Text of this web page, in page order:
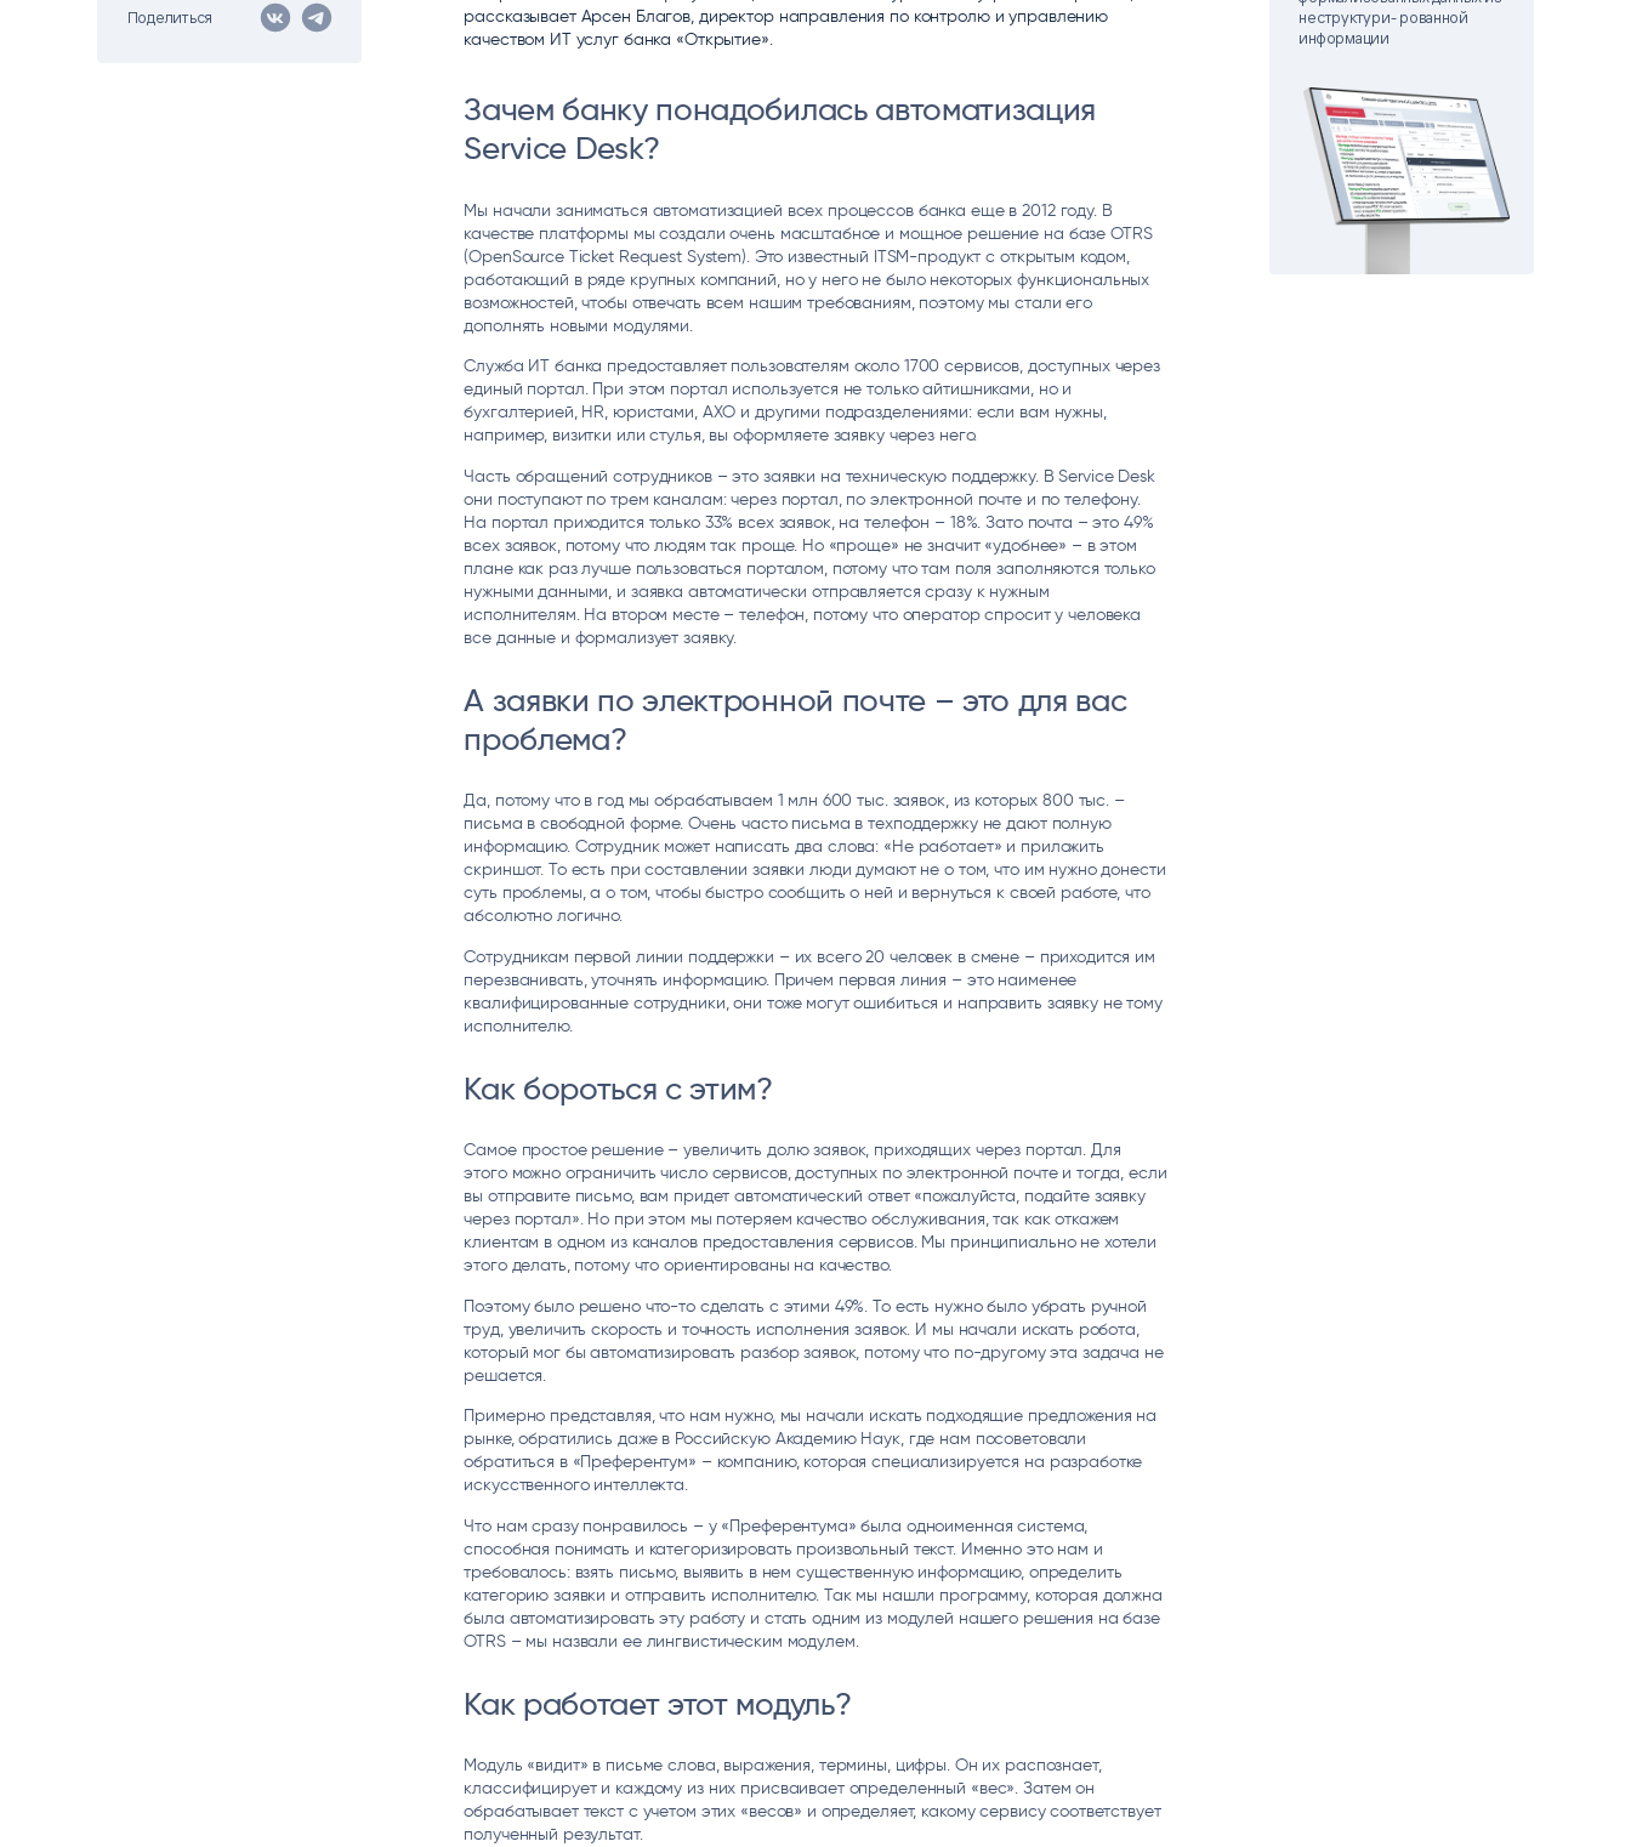
Цитрос Citeck Robovoice
ГОЛОСОВЫЕ И ТЕКСТОВЫЕ БОТЫ
Преферентум
ИНТЕЛЛЕКТУАЛЬНАЯ ОБРАБОТКА
MD Audit Polymatica
Поделиться
рассказывает Арсен Благов, директор направления по контролю и управлению
качеством ИТ услуг банка «Открытие».
Зачем банку понадобилась автоматизация
Service Desk?
Мы начали заниматься автоматизацией всех процессов банка еще в 2012 году. В
качестве платформы мы создали очень масштабное и мощное решение на базе OTRS
(OpenSource Ticket Request System). Это известный ITSM-продукт с открытым кодом,
работающий в ряде крупных компаний, но у него не было некоторых функциональных
возможностей, чтобы отвечать всем нашим требованиям, поэтому мы стали его
дополнять новыми модулями.
Служба ИТ банка предоставляет пользователям около 1700 сервисов, доступных через
единый портал. При этом портал используется не только айтишниками, но и
бухгалтерией, HR, юристами, АХО и другими подразделениями: если вам нужны,
например, визитки или стулья, вы оформляете заявку через него.
Часть обращений сотрудников – это заявки на техническую поддержку. В Service Desk
они поступают по трем каналам: через портал, по электронной почте и по телефону.
На портал приходится только 33% всех заявок, на телефон – 18%. Зато почта – это 49%
всех заявок, потому что людям так проще. Но «проще» не значит «удобнее» – в этом
плане как раз лучше пользоваться порталом, потому что там поля заполняются только
нужными данными, и заявка автоматически отправляется сразу к нужным
исполнителям. На втором месте – телефон, потому что оператор спросит у человека
все данные и формализует заявку.
А заявки по электронной почте – это для вас
проблема?
Да, потому что в год мы обрабатываем 1 млн 600 тыс. заявок, из которых 800 тыс. –
письма в свободной форме. Очень часто письма в техподдержку не дают полную
информацию. Сотрудник может написать два слова: «Не работает» и приложить
скриншот. То есть при составлении заявки люди думают не о том, что им нужно донести
суть проблемы, а о том, чтобы быстро сообщить о ней и вернуться к своей работе, что
абсолютно логично.
Сотрудникам первой линии поддержки – их всего 20 человек в смене – приходится им
перезванивать, уточнять информацию. Причем первая линия – это наименее
квалифицированные сотрудники, они тоже могут ошибиться и направить заявку не тому
исполнителю.
Как бороться с этим?
Самое простое решение – увеличить долю заявок, приходящих через портал. Для
этого можно ограничить число сервисов, доступных по электронной почте и тогда, если
вы отправите письмо, вам придет автоматический ответ «пожалуйста, подайте заявку
через портал». Но при этом мы потеряем качество обслуживания, так как откажем
клиентам в одном из каналов предоставления сервисов. Мы принципиально не хотели
этого делать, потому что ориентированы на качество.
Поэтому было решено что-то сделать с этими 49%. То есть нужно было убрать ручной
труд, увеличить скорость и точность исполнения заявок. И мы начали искать робота,
который мог бы автоматизировать разбор заявок, потому что по-другому эта задача не
решается.
Примерно представляя, что нам нужно, мы начали искать подходящие предложения на
рынке, обратились даже в Российскую Академию Наук, где нам посоветовали
обратиться в «Преферентум» – компанию, которая специализируется на разработке
искусственного интеллекта.
Что нам сразу понравилось – у «Преферентума» была одноименная система,
способная понимать и категоризировать произвольный текст. Именно это нам и
требовалось: взять письмо, выявить в нем существенную информацию, определить
категорию заявки и отправить исполнителю. Так мы нашли программу, которая должна
была автоматизировать эту работу и стать одним из модулей нашего решения на базе
OTRS – мы назвали ее лингвистическим модулем.
Как работает этот модуль?
Модуль «видит» в письме слова, выражения, термины, цифры. Он их распознает,
классифицирует и каждому из них присваивает определенный «вес». Затем он
обрабатывает текст с учетом этих «весов» и определяет, какому сервису соответствует
полученный результат.
неструктури- рованной
информации